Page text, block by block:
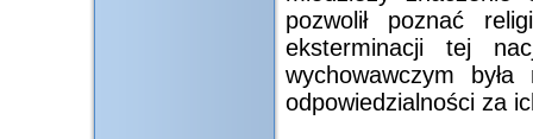
pozwolił poznać
eksterminacji tej
wychowawczym
odpowiedzialności za